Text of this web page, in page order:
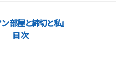
ン 部屋と締切と私』
目 次